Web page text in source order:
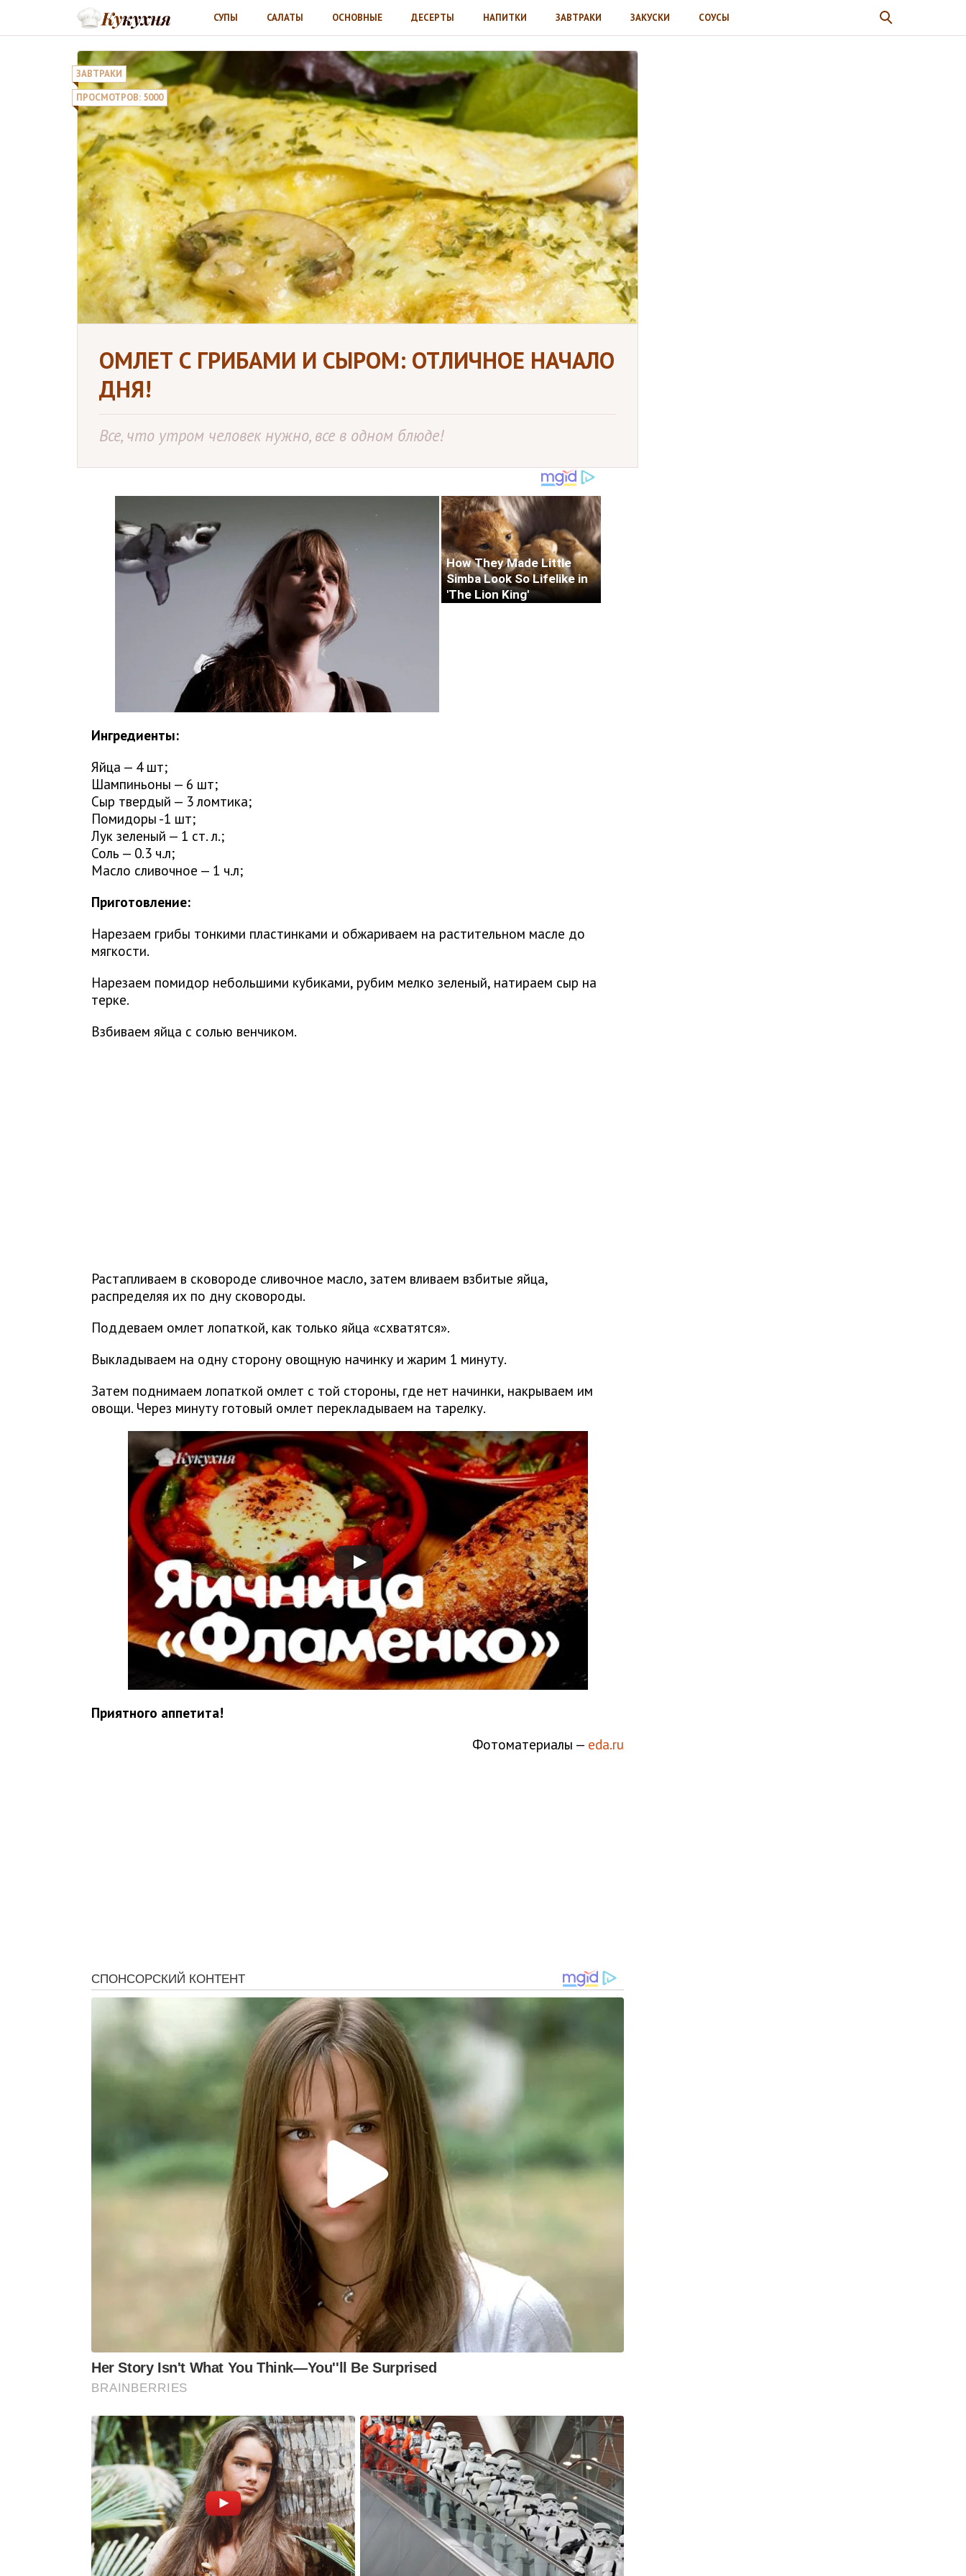
СУПЫ САЛАТЫ ОСНОВНЫЕ ДЕСЕРТЫ НАПИТКИ ЗАВТРАКИ ЗАКУСКИ СОУСЫ
ЗАВТРАКИ
ПРОСМОТРОВ: 5000
ОМЛЕТ С ГРИБАМИ И СЫРОМ: ОТЛИЧНОЕ НАЧАЛО
ДНЯ!
Все, что утром человек нужно, все в одном блюде!
Ингредиенты:
Яйца — 4 шт;
Шампиньоны — 6 шт;
Сыр твердый — 3 ломтика;
Помидоры -1 шт;
Лук зеленый — 1 ст. л.;
Соль — 0.3 ч.л;
Масло сливочное — 1 ч.л;
Приготовление:
Нарезаем грибы тонкими пластинками и обжариваем на растительном масле до
мягкости.
Нарезаем помидор небольшими кубиками, рубим мелко зеленый, натираем сыр на
терке.
Взбиваем яйца с солью венчиком.
Растапливаем в сковороде сливочное масло, затем вливаем взбитые яйца,
распределяя их по дну сковороды.
Поддеваем омлет лопаткой, как только яйца «схватятся».
Выкладываем на одну сторону овощную начинку и жарим 1 минуту.
Затем поднимаем лопаткой омлет с той стороны, где нет начинки, накрываем им
овощи. Через минуту готовый омлет перекладываем на тарелку.
Приятного аппетита!
Фотоматериалы — eda.ru